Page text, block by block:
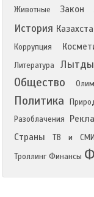
Животные
Закон
История
Коррупция
Литература
Общество
Политика
Разоблачения
Страны
ТВ и СМИ
Троллинг Финансы